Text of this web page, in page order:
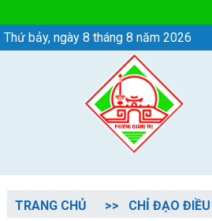
Thứ bảy, ngày 8 tháng 8 năm 2026
TRANG CHỦ CHỈ ĐẠO